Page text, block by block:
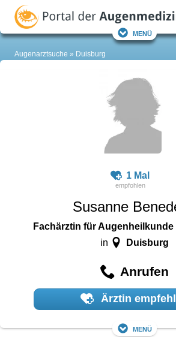
Menü
Augenarztsuche Duisburg
1 Mal
Susanne
Fachärztin für Augenheilkunde
in Duisburg
Anrufen
Ärztin
Menü